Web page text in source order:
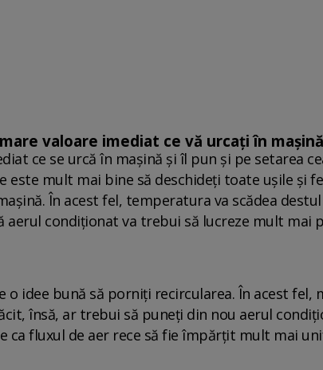
valoare imediat ce vă urcați în mașină
ce se urcă în mașină și îl pun și pe setarea
este mult mai bine să deschideți toate ușile și
În acest fel, temperatura va scădea
aerul condiționat va trebui să lucreze mult mai
idee bună să porniți recircularea. În acest fel,
însă, ar trebui să puneți din nou aerul
ca fluxul de aer rece să fie împărțit mult mai